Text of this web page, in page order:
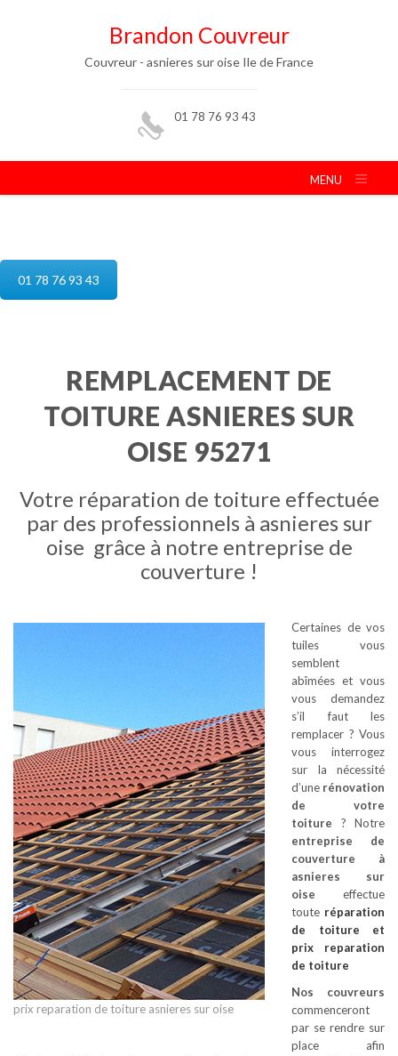
Brandon Couvreur
Couvreur - asnieres sur oise Ile de France
01 78 76 93 43
MENU
01 78 76 93 43
REMPLACEMENT DE
TOITURE ASNIERES SUR
OISE 95271
Votre réparation de toiture effectuée
par des professionnels à asnieres sur
oise grâce à notre entreprise de
couverture !
prix reparation de toiture asnieres sur oise
Certaines de vos
tuiles vous
semblent
abîmées et vous
vous demandez
s’il faut les
remplacer ? Vous
vous interrogez
sur la nécessité
d’une rénovation
de votre
toiture ? Notre
entreprise de
couverture à
asnieres sur
oise effectue
toute réparation
de toiture et
prix reparation
de toiture
Nos couvreurs
commenceront
par se rendre sur
place afin